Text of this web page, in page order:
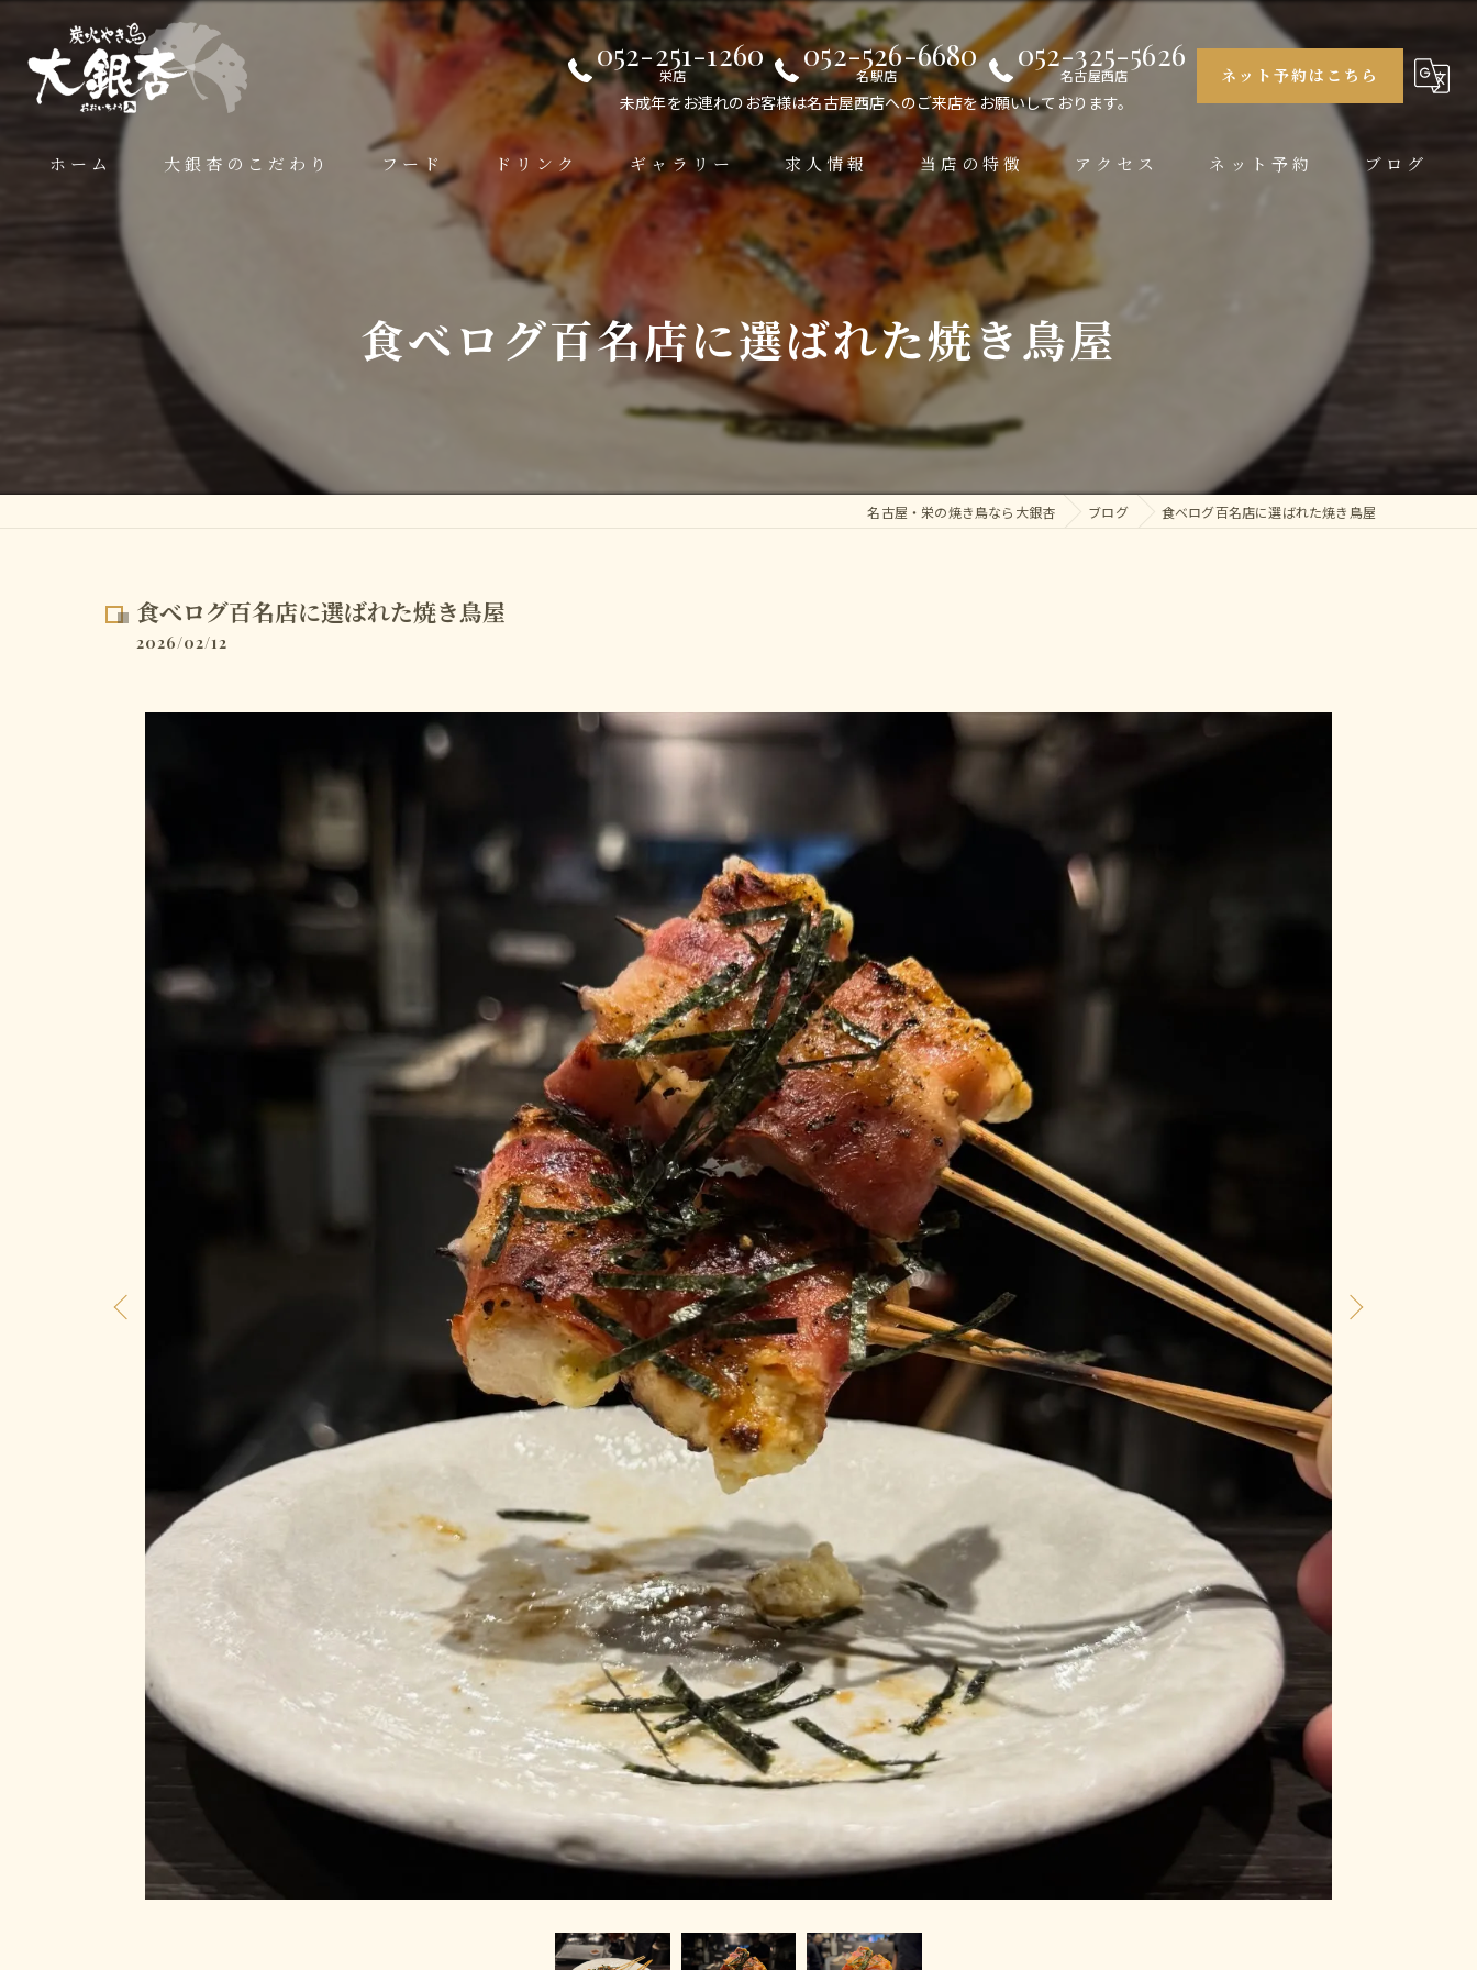
052-251-1260
栄店
052-526-6680
名駅店
052-325-5626
名古屋西店
未成年をお連れのお客様は名古屋西店へのご来店をお願いしております。
ネット予約はこちら
ホーム 大銀杏のこだわり フード ドリンク ギャラリー 求人情報 当店の特徴
居酒屋
手羽先
デート
女子会
接待
アクセス
大銀杏 栄店
大銀杏 名古屋西店
大銀杏 名駅店
ネット予約 ブログ
食べログ百名店に選ばれた焼き鳥屋
名古屋・栄の焼き鳥なら大銀杏 ブログ 食べログ百名店に選ばれた焼き鳥屋
食べログ百名店に選ばれた焼き鳥屋
2026/02/12